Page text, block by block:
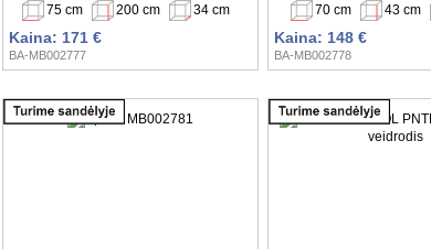
75 cm 200 cm 34 cm
Kaina: 171 €
BA-MB002777
70 cm 43 cm
Kaina: 148 €
BA-MB002778